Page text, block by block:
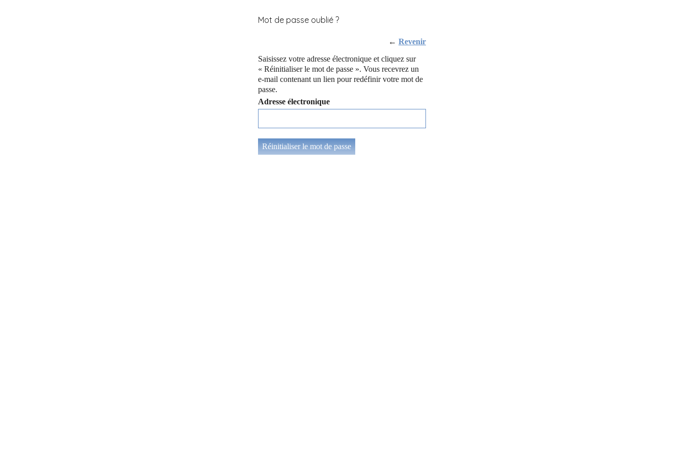
Mot de passe oublié ?
← Revenir
Saisissez votre adresse électronique et cliquez sur
« Réinitialiser le mot de passe ». Vous recevrez un
e-mail contenant un lien pour redéfinir votre mot de
passe.
Adresse électronique